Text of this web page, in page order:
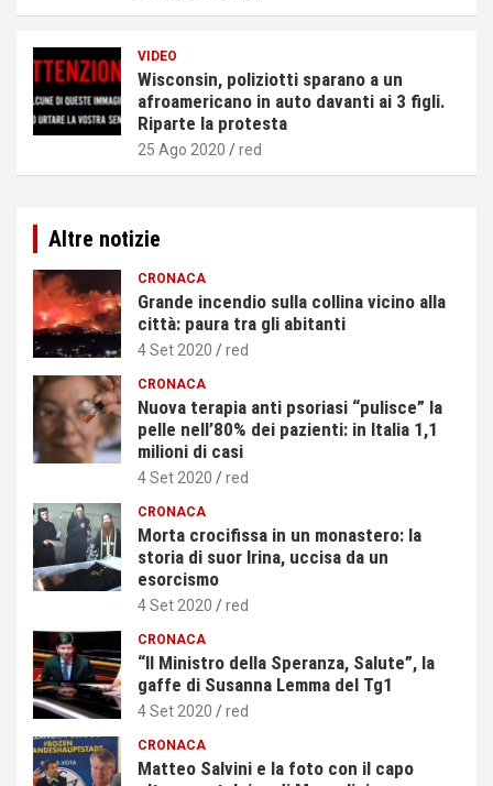
VIDEO
Wisconsin, poliziotti sparano a un
afroamericano in auto davanti ai 3 figli.
Riparte la protesta
25 Ago 2020 red
Altre notizie
CRONACA
Grande incendio sulla collina vicino alla
città: paura tra gli abitanti
4 Set 2020 red
CRONACA
Nuova terapia anti psoriasi “pulisce” la
pelle nell’80% dei pazienti: in Italia 1,1
milioni di casi
4 Set 2020 red
CRONACA
Morta crocifissa in un monastero: la
storia di suor Irina, uccisa da un
esorcismo
4 Set 2020 red
CRONACA
“Il Ministro della Speranza, Salute”, la
gaffe di Susanna Lemma del Tg1
4 Set 2020 red
CRONACA
Matteo Salvini e la foto con il capo